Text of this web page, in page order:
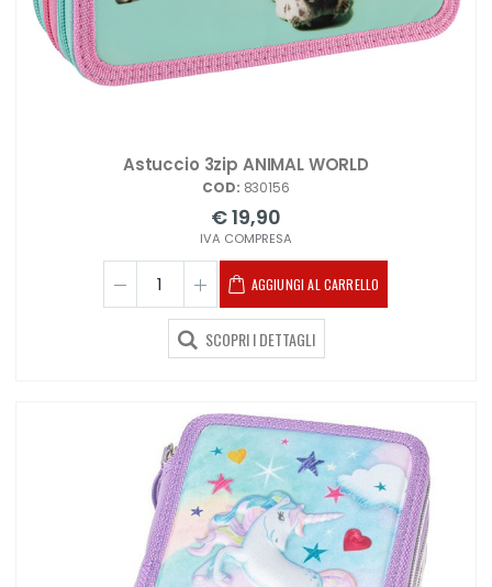
Astuccio 3zip ANIMAL WORLD
COD: 830156
€ 19,90
IVA COMPRESA
AGGIUNGI AL CARRELLO
SCOPRI I DETTAGLI